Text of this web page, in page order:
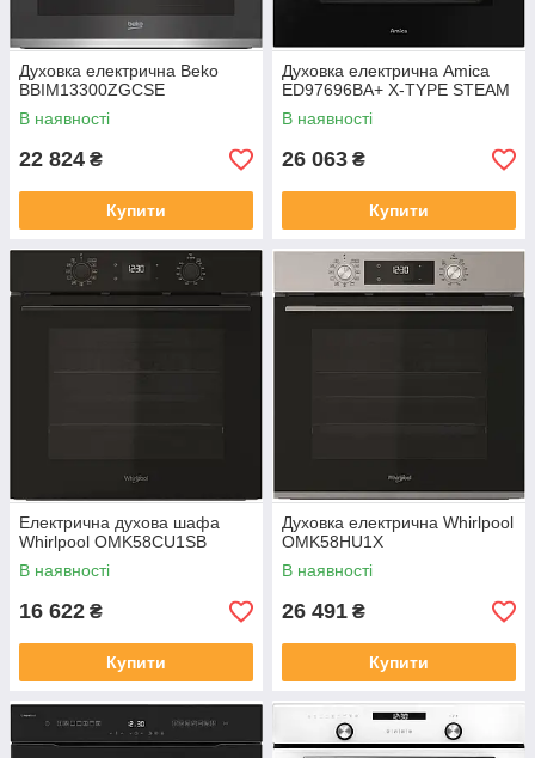
Духовка електрична Beko
BBIM13300ZGCSE
В наявності
22 824 ₴
Купити
Духовка електрична Amica
ED97696BA+ X-TYPE STEAM
В наявності
26 063 ₴
Купити
Електрична духова шафа
Whirlpool OMK58CU1SB
В наявності
16 622 ₴
Купити
Духовка електрична Whirlpool
OMK58HU1X
В наявності
26 491 ₴
Купити